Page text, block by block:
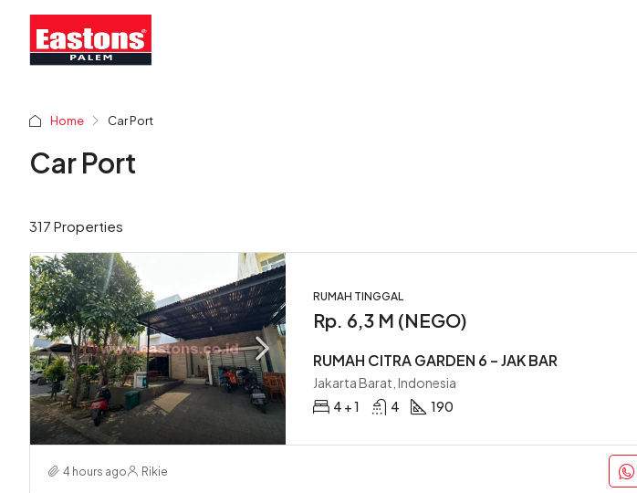
Home Car Port
Car Port
317 Properties
RUMAH TINGGAL
Rp. 6,3 M (NEGO)
RUMAH CITRA GARDEN 6 – JAK BAR
Jakarta Barat, Indonesia
4 + 1
4 190
4 hours ago Rikie